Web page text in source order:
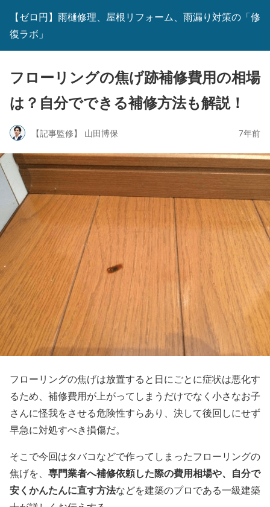
【ゼロ円】雨樋修理、屋根リフォーム、雨漏り対策の「修
復ラボ」
フローリングの焦げ跡補修費用の相場
は？自分でできる補修方法も解説！
【記事監修】 山田博保 7年前
フローリングの焦げは放置すると日にごとに症状は悪化す
るため、補修費用が上がってしまうだけでなく小さなお子
さんに怪我をさせる危険性すらあり、決して後回しにせず
早急に対処すべき損傷だ。
そこで今回はタバコなどで作ってしまったフローリングの
焦げを、 専門業者へ補修依頼した際の費用相場や、自分で
安くかんたんに直す方法などを建築のプロである一級建築